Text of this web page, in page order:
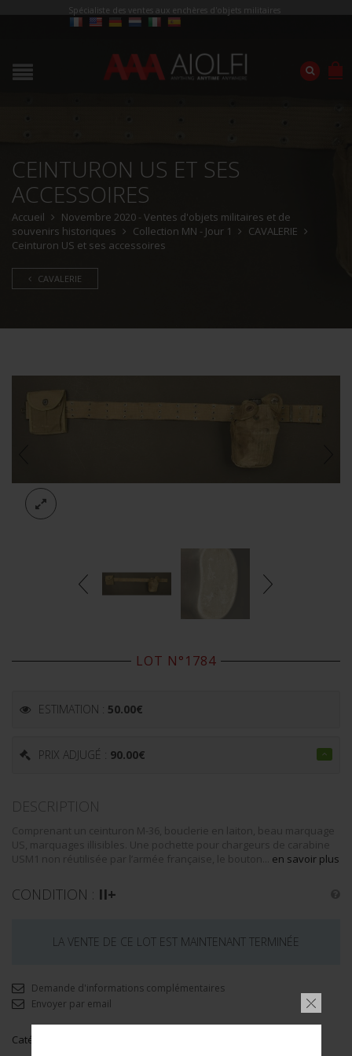
Spécialiste des ventes aux enchères d'objets militaires
CEINTURON US ET SES
ACCESSOIRES
Accueil
Novembre 2020 - Ventes d'objets militaires et de
souvenirs historiques
Collection MN - Jour 1
CAVALERIE
Ceinturon US et ses accessoires
CAVALERIE
LOT N°1784
ESTIMATION : 50.00€
PRIX ADJUGÉ : 90.00€
DESCRIPTION
Comprenant un ceinturon M-36, bouclerie en laiton, beau marquage
US, marquages illisibles. Une pochette pour chargeurs de carabine
USM1 non réutilisée par l’armée française, le bouton... en savoir plus
CONDITION : II+
LA VENTE DE CE LOT EST MAINTENANT TERMINÉE
Demande d'informations complémentaires
Envoyer par email
Catégorie :